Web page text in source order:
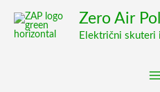
Zero Air
Električni skuteri